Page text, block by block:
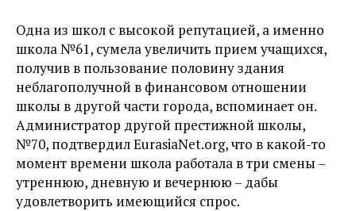
Одна из школ с высокой репутацией, а именно
школа №61, сумела увеличить прием учащихся,
получив в пользование половину здания
неблагополучной в финансовом отношении
школы в другой части города, вспоминает он.
Администратор другой престижной школы,
№70, подтвердил EurasiaNet.org, что в какой-то
момент времени школа работала в три смены –
утреннюю, дневную и вечернюю – дабы
удовлетворить имеющийся спрос.